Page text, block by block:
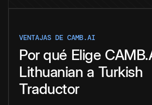
VENTAJAS DE CAMB.AI
Por qué Elige
Lithuanian a Turkish
Traductor